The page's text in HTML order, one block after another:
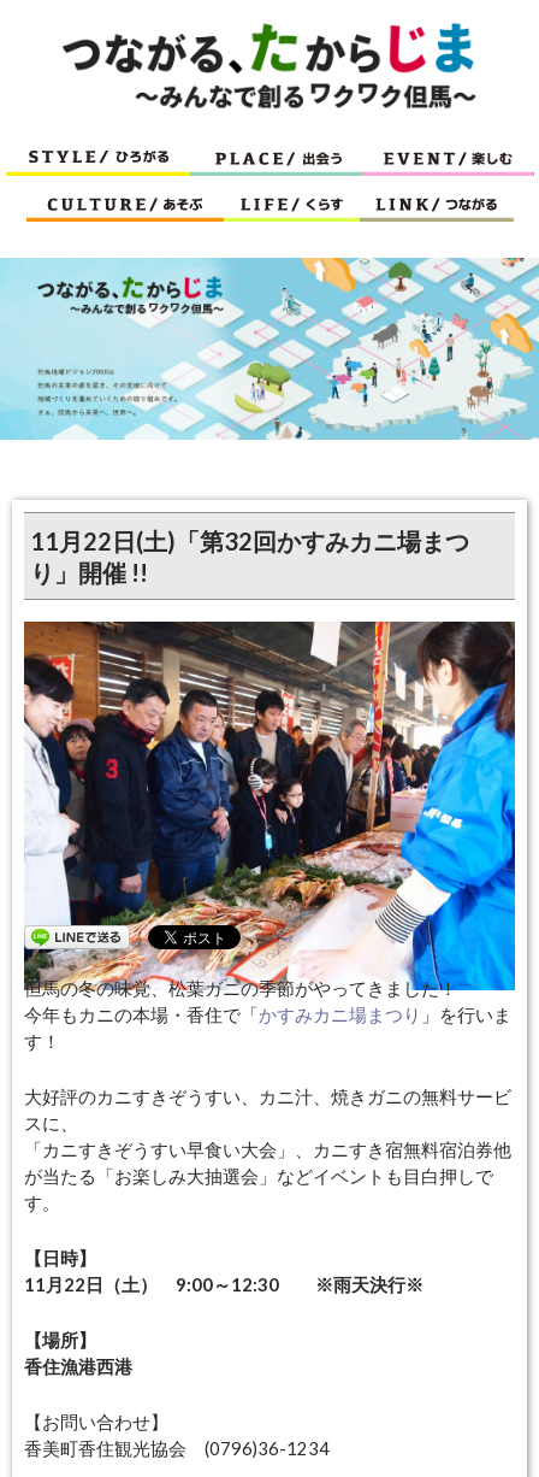
11月22日(土)「第32回かすみカニ場まつ
り」開催 !!
但馬の冬の味覚、松葉ガニの季節がやってきました！
今年もカニの本場・香住で「 かすみカニ場まつり 」を行いま
す！
大好評のカニすきぞうすい、カニ汁、焼きガニの無料サービ
スに、
「カニすきぞうすい早食い大会」、カニすき宿無料宿泊券他
が当たる「お楽しみ大抽選会」などイベントも目白押しで
す。
【日時】
11月22日（土） 9:00～12:30 ※雨天決行※
【場所】
香住漁港西港
【お問い合わせ】
香美町香住観光協会 (0796)36-1234